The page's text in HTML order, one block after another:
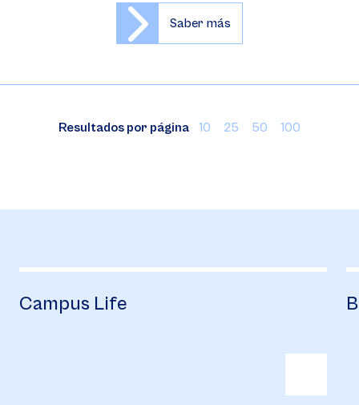
Saber más
Resultados por página 10 25 50 100
Campus Life